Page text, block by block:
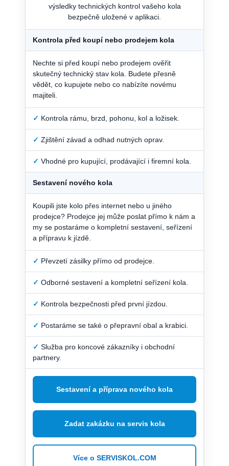
výsledky technických kontrol vašeho kola
bezpečně uložené v aplikaci.
Kontrola před koupí nebo prodejem kola
Nechte si před koupí nebo prodejem ověřit
skutečný technický stav kola. Budete přesně
vědět, co kupujete nebo co nabízíte novému
majiteli.
✓ Kontrola rámu, brzd, pohonu, kol a ložisek.
✓ Zjištění závad a odhad nutných oprav.
✓ Vhodné pro kupující, prodávající i firemní kola.
Sestavení nového kola
Koupili jste kolo přes internet nebo u jiného
prodejce? Prodejce jej může poslat přímo k nám a
my se postaráme o kompletní sestavení, seřízení
a přípravu k jízdě.
✓ Převzetí zásilky přímo od prodejce.
✓ Odborné sestavení a kompletní seřízení kola.
✓ Kontrola bezpečnosti před první jízdou.
✓ Postaráme se také o přepravní obal a krabici.
✓ Služba pro koncové zákazníky i obchodní
partnery.
Sestavení a příprava nového kola
Zadat zakázku na servis kola
Více o SERVISKOL.COM